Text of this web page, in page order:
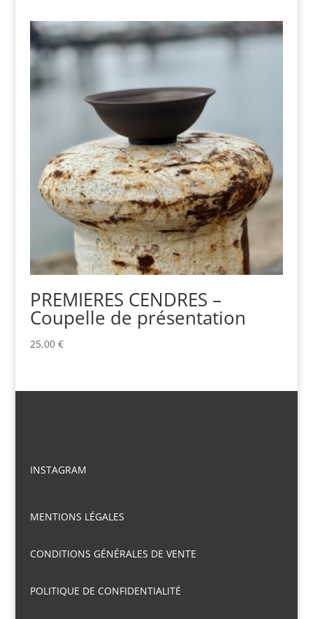
PREMIERES CENDRES –
Coupelle de présentation
25,00 €
INSTAGRAM
MENTIONS LÉGALES
CONDITIONS GÉNÉRALES DE VENTE
POLITIQUE DE CONFIDENTIALITÉ